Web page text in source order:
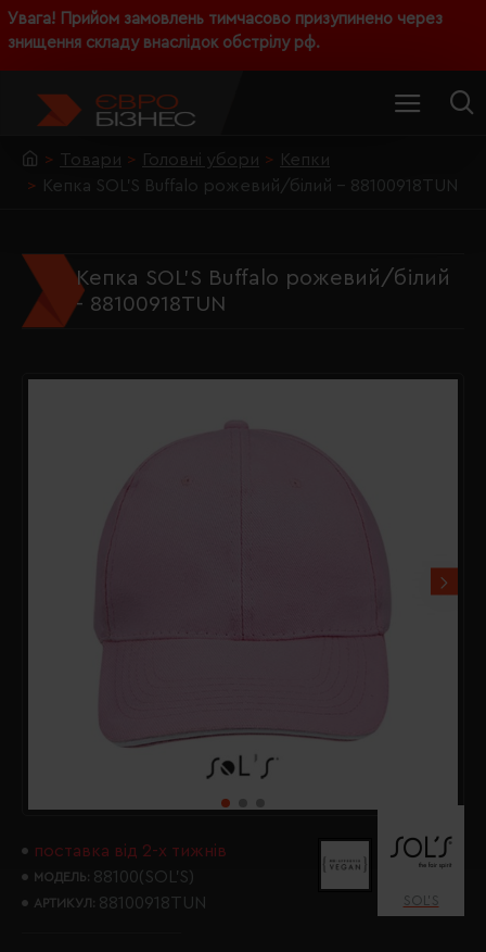
Увага! Прийом замовлень тимчасово призупинено через
знищення складу внаслідок обстрілу рф.
Товари Головні убори
Кепки
Кепка SOL'S Buffalo рожевий/білий - 88100918TUN
Кепка SOL'S Buffalo рожевий/білий
- 88100918TUN
поставка від 2-х тижнів
МОДЕЛЬ: 88100(SOL’S)
АРТИКУЛ: 88100918TUN SOL’S